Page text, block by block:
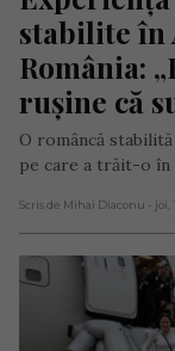
stabilite în
România:
rușine că
O româncă
pe care a trăit-o
Scris de Mihai Diaconu - joi,